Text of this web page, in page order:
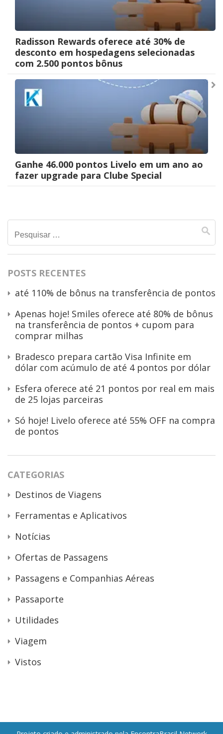
Radisson Rewards oferece até 30% de
desconto em hospedagens selecionadas
com 2.500 pontos bônus
Ganhe 46.000 pontos Livelo em um ano ao
fazer upgrade para Clube Special
Pesquisar
por:
POSTS RECENTES
até 110% de bônus na transferência de pontos
Apenas hoje! Smiles oferece até 80% de bônus
na transferência de pontos + cupom para
comprar milhas
Bradesco prepara cartão Visa Infinite em
dólar com acúmulo de até 4 pontos por dólar
Esfera oferece até 21 pontos por real em mais
de 25 lojas parceiras
Só hoje! Livelo oferece até 55% OFF na compra
de pontos
CATEGORIAS
Destinos de Viagens
Ferramentas e Aplicativos
Notícias
Ofertas de Passagens
Passagens e Companhias Aéreas
Passaporte
Utilidades
Viagem
Vistos